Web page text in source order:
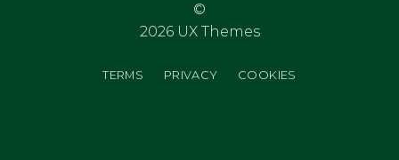
©
2026 UX Themes
TERMS PRIVACY COOKIES